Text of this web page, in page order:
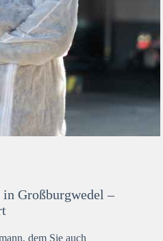
Großburgwedel –
dem Sie auch